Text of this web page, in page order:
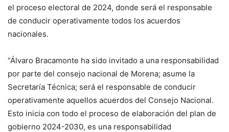
el proceso electoral de 2024, donde será el responsable
de conducir operativamente todos los acuerdos
nacionales.
“Álvaro Bracamonte ha sido invitado a una responsabilidad
por parte del consejo nacional de Morena; asume la
Secretaría Técnica; será el responsable de conducir
operativamente aquellos acuerdos del Consejo Nacional.
Esto inicia con todo el proceso de elaboración del plan de
gobierno 2024-2030, es una responsabilidad